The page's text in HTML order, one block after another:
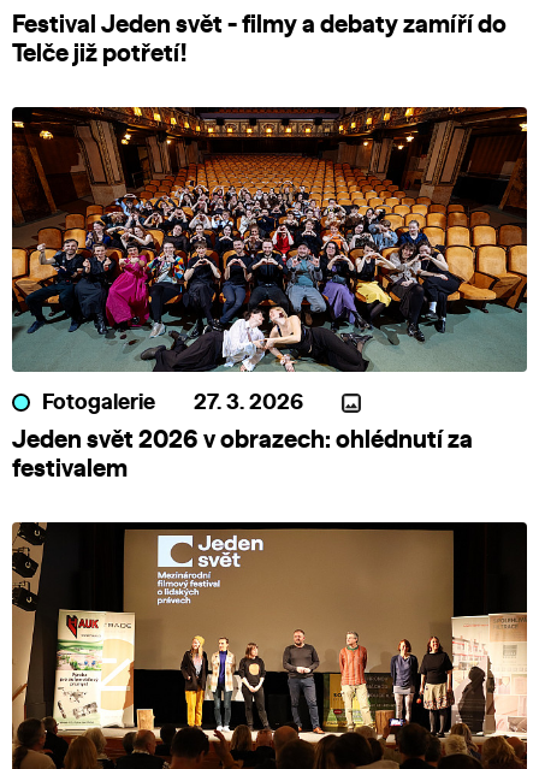
Festival Jeden svět - filmy a debaty zamíří do
Telče již potřetí!
Fotogalerie 27. 3. 2026
Jeden svět 2026 v obrazech: ohlédnutí za
festivalem